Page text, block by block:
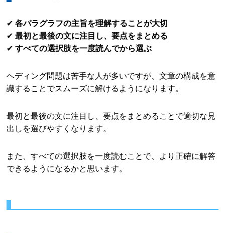
✔各パラグラフの主旨を理解することが大切
✔最初と最後の文に注目し、要点をまとめる
✔すべての選択肢を一度読んでから選ぶ
ヘディング問題は苦手な人が多いですが、文章の構成を意
識することでスムーズに解けるようになります。
最初と最後の文に注目し、要点をまとめることで適切な見
出しを選びやすくなります。
また、すべての選択肢を一度読むことで、より正確に解答
できるようになるかと思います。